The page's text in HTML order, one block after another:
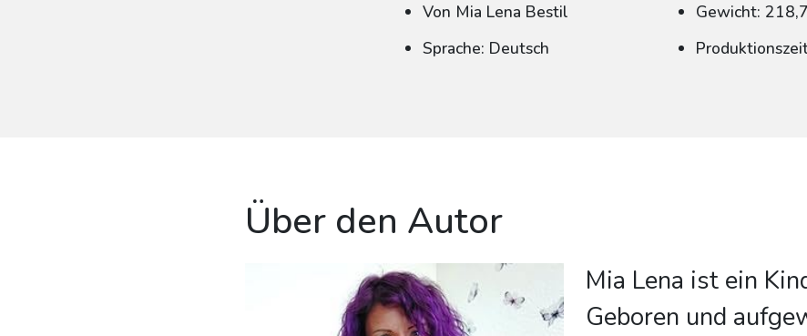
Von Mia Lena Bestil
Sprache: Deutsch
Gewicht:
Über den Autor
Mia Lena ist ein
Geboren und